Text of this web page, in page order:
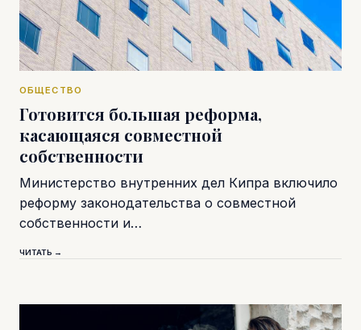
ОБЩЕСТВО
Готовится большая реформа,
касающаяся совместной
собственности
Министерство внутренних дел Кипра включило
реформу законодательства о совместной
собственности и…
ЧИТАТЬ →